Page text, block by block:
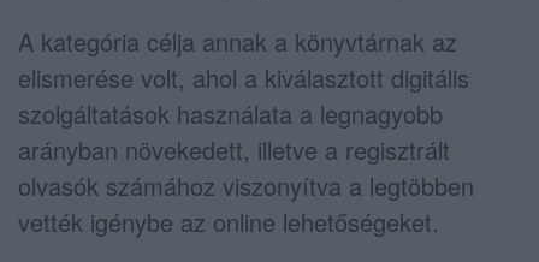
A kategória célja annak a könyvtárnak az
elismerése volt, ahol a kiválasztott digitális
szolgáltatások használata a legnagyobb
arányban növekedett, illetve a regisztrált
olvasók számához viszonyítva a legtöbben
vették igénybe az online lehetőségeket.